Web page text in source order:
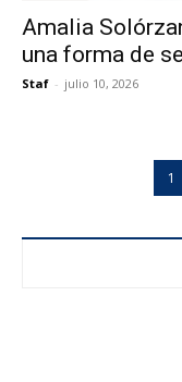
Amalia
una forma de
Staf - julio 10, 2026
1